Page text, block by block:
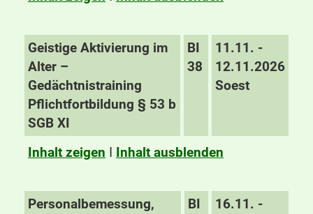
Geistige Aktivierung im
Alter –
Gedächtnistraining
Pflichtfortbildung § 53 b
SGB XI
BI
38
11.11. -
12.11.2026
Soest
Inhalt zeigen I Inhalt ausblenden
Personalbemessung,
BI
16.11. -